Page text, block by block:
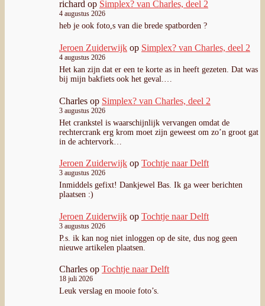
richard op Simplex? van Charles, deel 2
4 augustus 2026
heb je ook foto,s van die brede spatborden ?
Jeroen Zuiderwijk op Simplex? van Charles, deel 2
4 augustus 2026
Het kan zijn dat er een te korte as in heeft gezeten. Dat was
bij mijn bakfiets ook het geval.…
Charles op Simplex? van Charles, deel 2
3 augustus 2026
Het crankstel is waarschijnlijk vervangen omdat de
rechtercrank erg krom moet zijn geweest om zo’n groot gat
in de achtervork…
Jeroen Zuiderwijk op Tochtje naar Delft
3 augustus 2026
Inmiddels gefixt! Dankjewel Bas. Ik ga weer berichten
plaatsen :)
Jeroen Zuiderwijk op Tochtje naar Delft
3 augustus 2026
P.s. ik kan nog niet inloggen op de site, dus nog geen
nieuwe artikelen plaatsen.
Charles op Tochtje naar Delft
18 juli 2026
Leuk verslag en mooie foto’s.